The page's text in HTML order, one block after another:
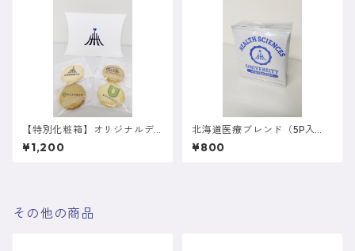
【特別化粧箱】オリジナルデ
ザインクッキー（札幌ろまん
亭コラボ）
¥1,200
北海道医療ブレンド（5P入
り）【可否茶館コラボ】
¥800
その他の商品